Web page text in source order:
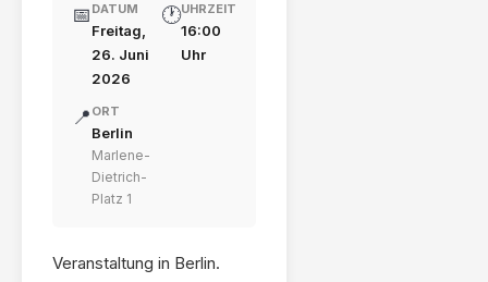
📅 DATUM
Freitag,
26. Juni
2026
🕐UHRZEIT
16:00
Uhr
📍 ORT
Berlin
Marlene-
Dietrich-
Platz 1
Veranstaltung in Berlin.